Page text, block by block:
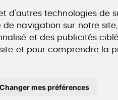
d'autres technologies de
navigation sur notre
et des publicités
et pour comprendre la
Changer mes préférences
d'emploi, entretien conseil.
competences.com